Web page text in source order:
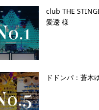
club THE
愛逶 様
ドドンパ：蒼木